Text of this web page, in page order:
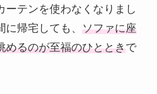
ーテンを使わなくなりまし
帰宅しても、 ソファに座
めるのが至福のひとときで